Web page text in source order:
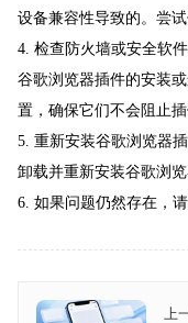
设备兼容性导致的。尝
4. 检查防火墙或安全软
谷歌浏览器插件的安装
置，确保它们不会阻止插
5. 重新安装谷歌浏览器
卸载并重新安装谷歌浏览
6. 如果问题仍然存在，
上